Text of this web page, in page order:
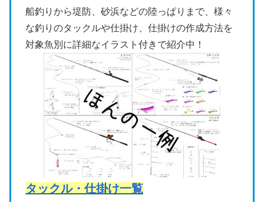
船釣りから堤防、砂浜などの陸っぱりまで、様々
な釣りのタックルや仕掛け、仕掛けの作成方法を
対象魚別に詳細なイラスト付きで紹介中！
タックル・仕掛け一覧